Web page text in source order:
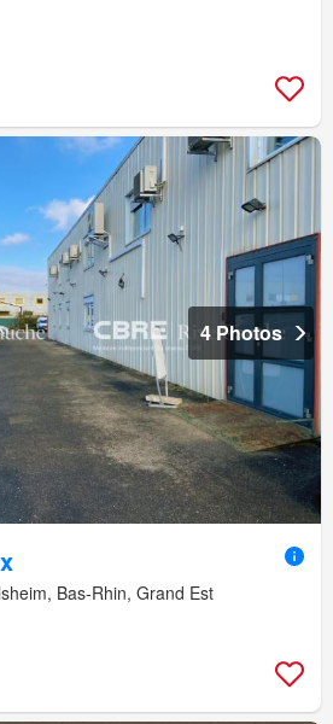
4 Photos
Bas-Rhin, Grand Est